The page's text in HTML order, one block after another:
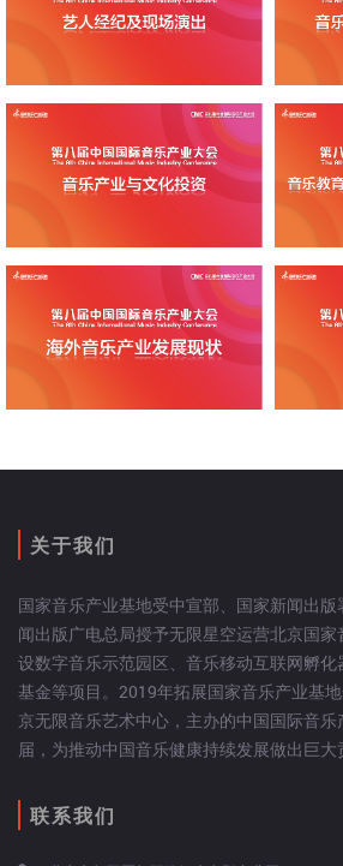
关于我们
国家音乐产业基地受中宣部、国家新闻出
闻出版广电总局授予无限星空运营北京国
设数字音乐示范园区、音乐移动互联网孵
基金等项目。2019年拓展国家音乐产业基
京无限音乐艺术中心，主办的中国国际音
届，为推动中国音乐健康持续发展做出巨大
联系我们